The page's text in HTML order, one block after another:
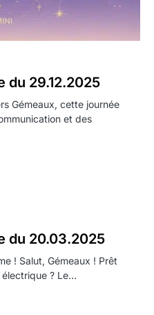
du 29.12.2025
Gémeaux, cette journée
et des
du 20.03.2025
! Salut, Gémeaux ! Prêt
électrique ? Le…